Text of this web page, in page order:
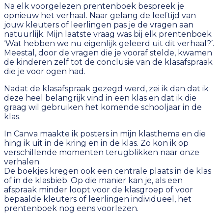
Na elk voorgelezen prentenboek bespreek je
opnieuw het verhaal. Naar gelang de leeftijd van
jouw kleuters of leerlingen pas je de vragen aan
natuurlijk. Mijn laatste vraag was bij elk prentenboek
‘Wat hebben we nu eigenlijk geleerd uit dit verhaal?’.
Meestal, door de vragen die je vooraf stelde, kwamen
de kinderen zelf tot de conclusie van de klasafspraak
die je voor ogen had.
Nadat de klasafspraak gezegd werd, zei ik dan dat ik
deze heel belangrijk vind in een klas en dat ik die
graag wil gebruiken het komende schooljaar in de
klas.
In Canva maakte ik posters in mijn klasthema en die
hing ik uit in de kring en in de klas. Zo kon ik op
verschillende momenten terugblikken naar onze
verhalen.
De boekjes kregen ook een centrale plaats in de klas
of in de klasbieb. Op die manier kan je, als een
afspraak minder loopt voor de klasgroep of voor
bepaalde kleuters of leerlingen individueel, het
prentenboek nog eens voorlezen.